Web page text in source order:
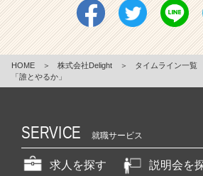
HOME ＞ 株式会社Delight ＞ タイムライン一覧
「誰とやるか」
SERVICE 就職サービス
求人を探す
説明会を